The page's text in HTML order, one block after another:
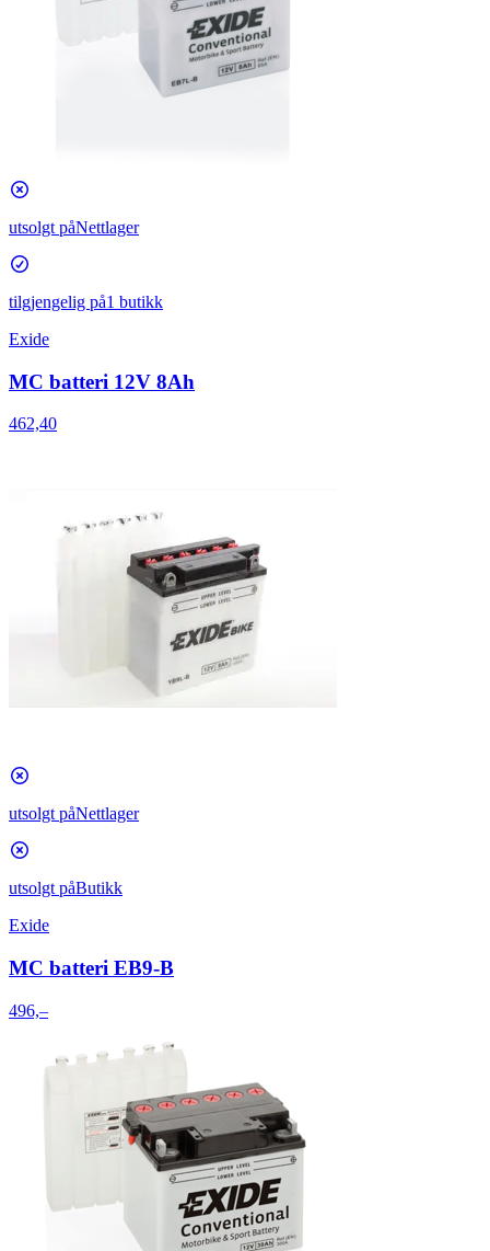
utsolgt påNettlager
tilgjengelig på1 butikk
Exide
MC batteri 12V 8Ah
462,40
utsolgt påNettlager
utsolgt påButikk
Exide
MC batteri EB9-B
496,–